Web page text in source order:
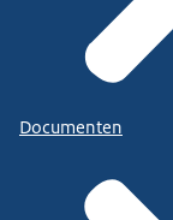
Documenten